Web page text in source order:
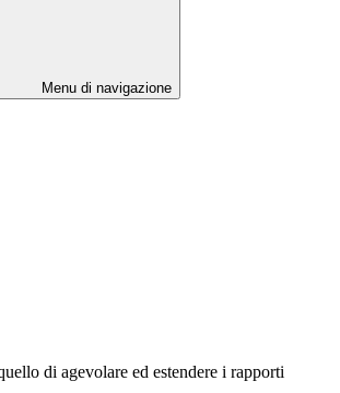
Menu di navigazione
di agevolare ed estendere i rapporti